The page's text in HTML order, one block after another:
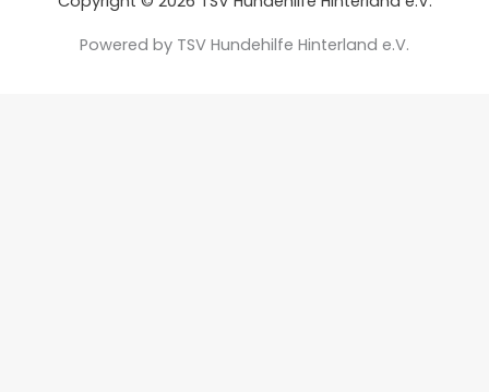
Powered by TSV Hundehilfe Hinterland e.V.